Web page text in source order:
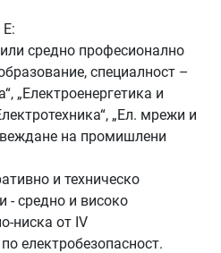
средно професионално
специалност –
„Електроенергетика и
„Ел. мрежи и
на промишлени
и техническо
- средно и високо
ниска от ІV
електробезопасност.